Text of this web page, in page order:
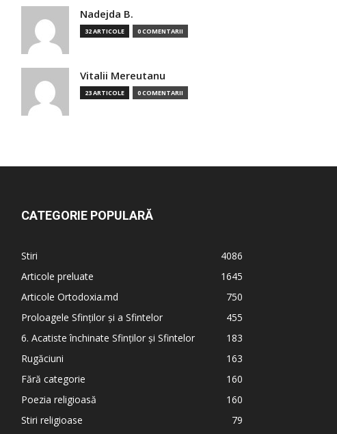
Nadejda B.
32 ARTICOLE 0 COMENTARII
Vitalii Mereutanu
23 ARTICOLE 0 COMENTARII
CATEGORIE POPULARĂ
Stiri
4086
Articole preluate
1645
Articole Ortodoxia.md
750
Proloagele Sfinților și a Sfintelor
455
6. Acatiste închinate Sfinților și Sfintelor
183
Rugăciuni
163
Fără categorie
160
Poezia religioasă
160
Stiri religioase
79